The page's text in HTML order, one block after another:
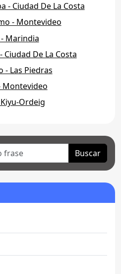
- Ciudad De La Costa
- Montevideo
Marindia
Ciudad De La Costa
- Las Piedras
Montevideo
Ordeig
Buscar